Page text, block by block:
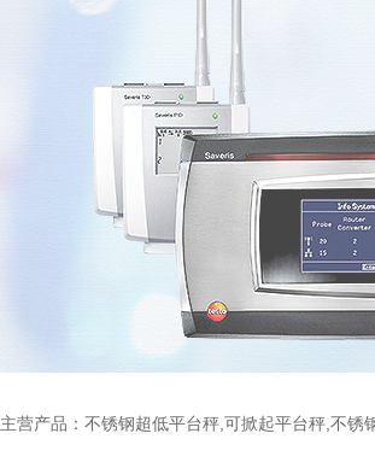
主营产品：不锈钢超低平台秤,可掀起平台秤,不锈